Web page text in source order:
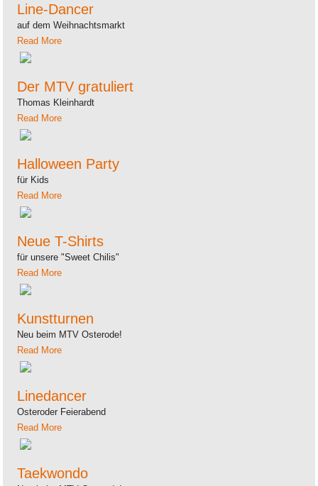
Line-Dancer
auf dem Weihnachtsmarkt
Read More
Der MTV gratuliert
Thomas Kleinhardt
Read More
Halloween Party
für Kids
Read More
Neue T-Shirts
für unsere "Sweet Chilis"
Read More
Kunstturnen
Neu beim MTV Osterode!
Read More
Linedancer
Osteroder Feierabend
Read More
Taekwondo